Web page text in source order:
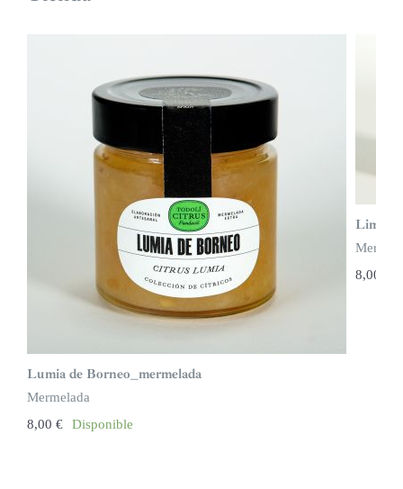
Lumia de Borneo_mermelada
Mermelada
8,00 € Disponible
Limón
8,00